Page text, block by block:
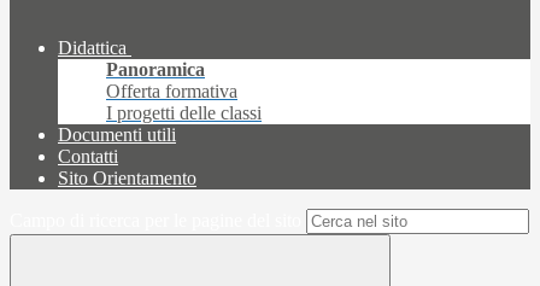
Didattica
Panoramica
Offerta formativa
I progetti delle classi
Documenti utili
Contatti
Sito Orientamento